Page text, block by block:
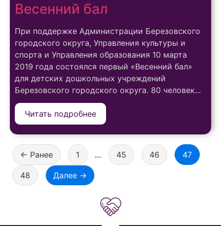
Весенний бал
При поддержке Администрации Березовского
городского округа, Управления культуры и
спорта и Управления образования 10 марта
2019 года состоялся первый «Весенний бал»
для детских дошкольных учреждений
Березовского городского округа. 80 человек...
Читать подробнее
← Ранее 1 … 45 46 47
48 Далее →